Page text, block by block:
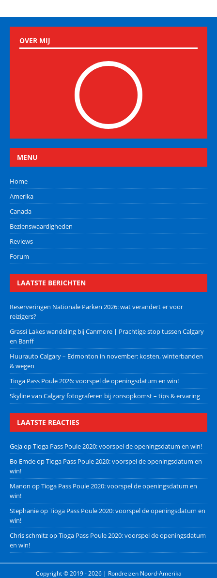
OVER MIJ
MENU
Home
Amerika
Canada
Bezienswaardigheden
Reviews
Forum
LAATSTE BERICHTEN
Reserveringen Nationale Parken 2026: wat verandert er voor
reizigers?
Grassi Lakes wandeling bij Canmore | Prachtige stop tussen Calgary
en Banff
Huurauto Calgary – Edmonton in november: kosten, winterbanden
& wegen
Tioga Pass Poule 2026: voorspel de openingsdatum en win!
Skyline van Calgary fotograferen bij zonsopkomst – tips & ervaring
LAATSTE REACTIES
GejaopTioga Pass Poule 2020: voorspel de openingsdatum en win!
Bo EmdeopTioga Pass Poule 2020: voorspel de openingsdatum en
win!
Manon opTioga Pass Poule 2020: voorspel de openingsdatum en
win!
StephanieopTioga Pass Poule 2020: voorspel de openingsdatum en
win!
Chris schmitzopTioga Pass Poule 2020: voorspel de openingsdatum
en win!
Copyright © 2019 - 2026 | Rondreizen Noord-Amerika